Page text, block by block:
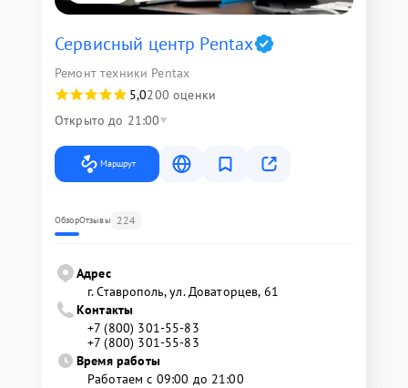
Сервисный центр Pentax
Ремонт техники Pentax
5,0200 оценки
Открыто до 21:00
Маршрут
ОбзорОтзывы 224
Адрес
г. Ставрополь, ул. Доваторцев, 61
Контакты
+7 (800) 301-55-83
+7 (800) 301-55-83
Время работы
Работаем с 09:00 до 21:00